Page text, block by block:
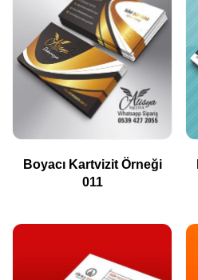
Boyacı Kartvizit Örneği
011